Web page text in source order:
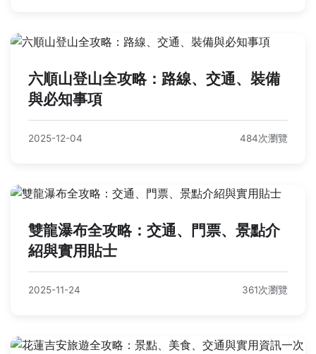
六順山登山全攻略：路線、交通、裝備
與必知事項
2025-12-04 484次瀏覽
雙龍瀑布全攻略：交通、門票、景點介
紹與實用貼士
2025-11-24 361次瀏覽